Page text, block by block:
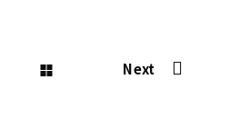
Next